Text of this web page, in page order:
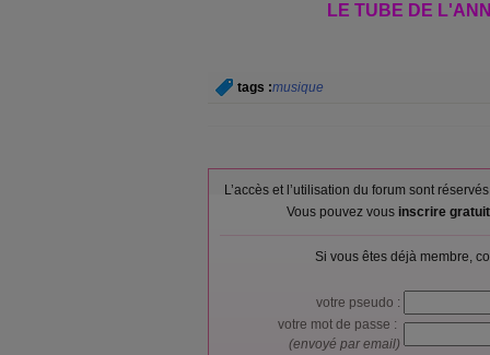
LE TUBE DE
tags :musique
L’accès et l’utilisation du forum sont
Vous pouvez vous inscrire
Si vous êtes déjà membre,
votre pseudo :
votre mot de passe :
(envoyé par email)